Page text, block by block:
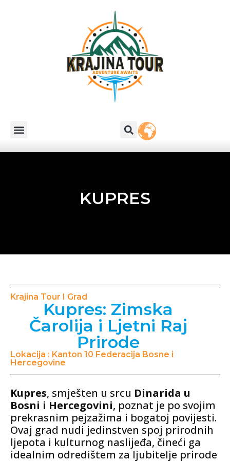
KUPRES
Krajina Tour I Grad
Kupres: Zimska
Čarolija i Ljetni Raj
Prirode
Lokacija : Kanton 10 Federacija Bosne i
Hercegovine
Kupres, smješten u srcu Dinarida u
Bosni i Hercegovini, poznat je po svojim
prekrasnim pejzažima i bogatoj povijesti.
Ovaj grad nudi jedinstven spoj prirodnih
ljepota i kulturnog naslijeđa, čineći ga
idealnim odredištem za ljubitelje prirode